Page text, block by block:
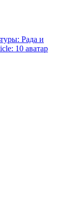
Рада и
10 аватар